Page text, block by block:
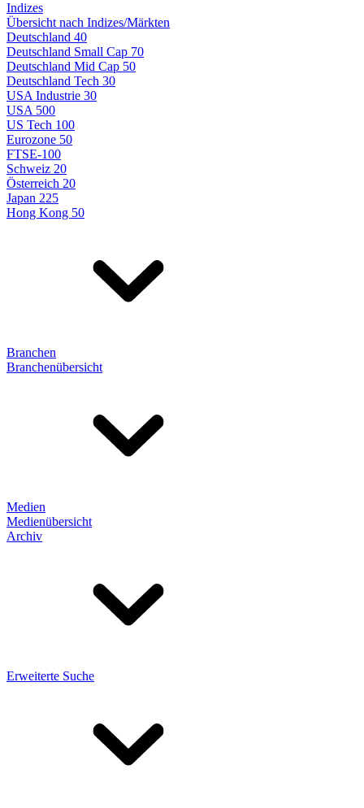
Indizes
Übersicht nach Indizes/Märkten
Deutschland 40
Deutschland Small Cap 70
Deutschland Mid Cap 50
Deutschland Tech 30
USA Industrie 30
USA 500
US Tech 100
Eurozone 50
FTSE-100
Schweiz 20
Österreich 20
Japan 225
Hong Kong 50
Branchen
Branchenübersicht
Medien
Medienübersicht
Archiv
Erweiterte Suche